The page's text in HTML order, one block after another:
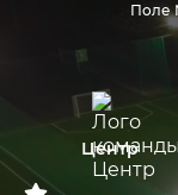
Поле
Центр